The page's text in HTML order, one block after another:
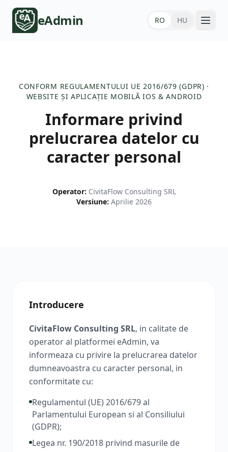
eAdmin RO HU
CONFORM REGULAMENTULUI UE 2016/679 (GDPR) ·
WEBSITE ȘI APLICAȚIE MOBILĂ IOS & ANDROID
Informare privind
prelucrarea datelor cu
caracter personal
Operator: CivitaFlow Consulting SRL
Versiune: Aprilie 2026
Introducere
CivitaFlow Consulting SRL, in calitate de
operator al platformei eAdmin, va
informeaza cu privire la prelucrarea datelor
dumneavoastra cu caracter personal, in
conformitate cu:
Regulamentul (UE) 2016/679 al
Parlamentului European si al Consiliului
(GDPR);
Legea nr. 190/2018 privind masurile de